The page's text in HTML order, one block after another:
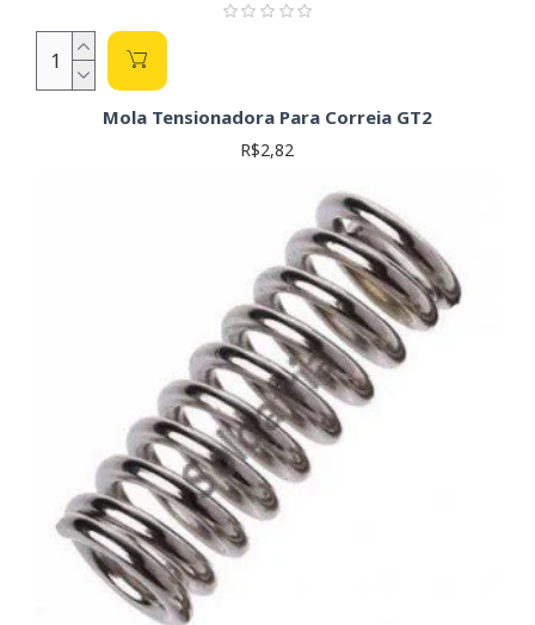
Mola Tensionadora Para Correia GT2
R$2,82